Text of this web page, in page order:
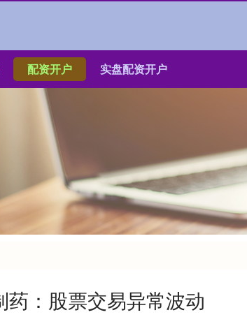
配资开户 实盘配资开户
药：股票交易异常波动